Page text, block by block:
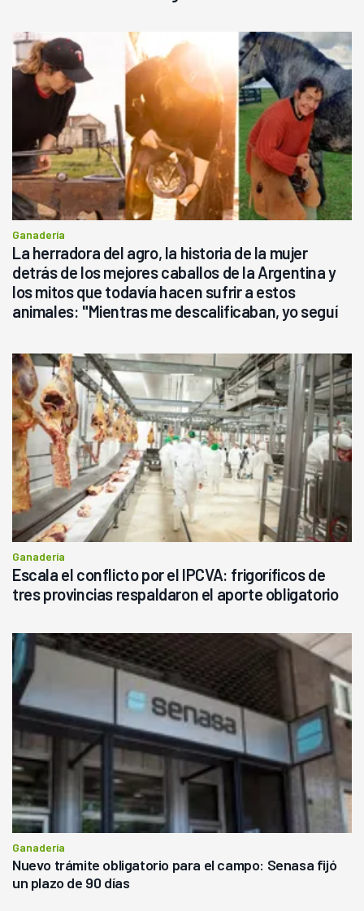
Ganadería
La herradora del agro, la historia de la mujer
detrás de los mejores caballos de la Argentina y
los mitos que todavía hacen sufrir a estos
animales: "Mientras me descalificaban, yo seguí
Ganadería
Escala el conflicto por el IPCVA: frigoríficos de
tres provincias respaldaron el aporte obligatorio
Ganadería
Nuevo trámite obligatorio para el campo: Senasa fijó
un plazo de 90 días